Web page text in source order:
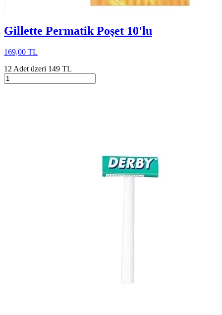
Gillette Permatik Poşet 10'lu
169,00 TL
12 Adet üzeri 149 TL